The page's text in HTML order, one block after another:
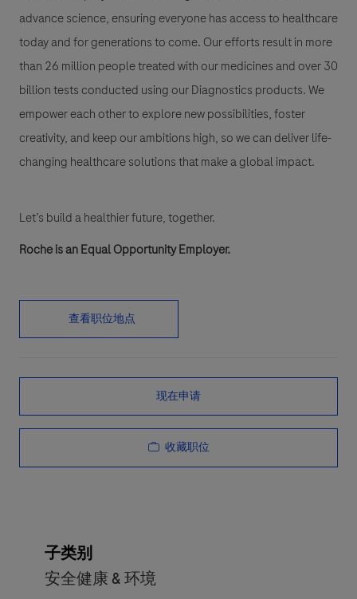
advance science, ensuring everyone has access to healthcare
today and for generations to come. Our efforts result in more
than 26 million people treated with our medicines and over 30
billion tests conducted using our Diagnostics products. We
empower each other to explore new possibilities, foster
creativity, and keep our ambitions high, so we can deliver life-
changing healthcare solutions that make a global impact.
Let’s build a healthier future, together.
Roche is an Equal Opportunity Employer.
查看职位地点
现在申请
收藏职位
子类别
安全健康 & 环境